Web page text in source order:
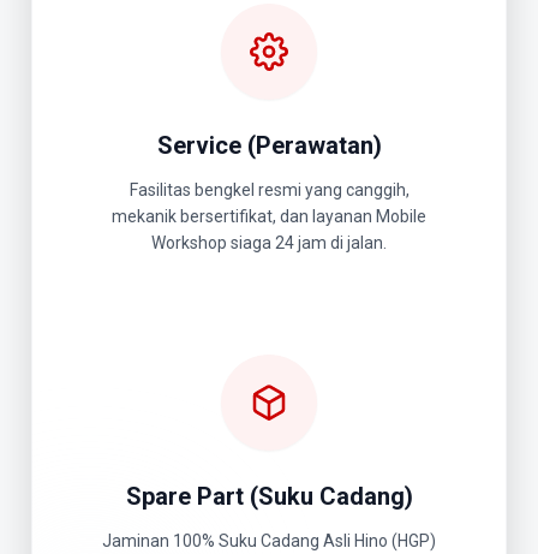
Service (Perawatan)
Fasilitas bengkel resmi yang canggih,
mekanik bersertifikat, dan layanan Mobile
Workshop siaga 24 jam di jalan.
Spare Part (Suku Cadang)
Jaminan 100% Suku Cadang Asli Hino (HGP)